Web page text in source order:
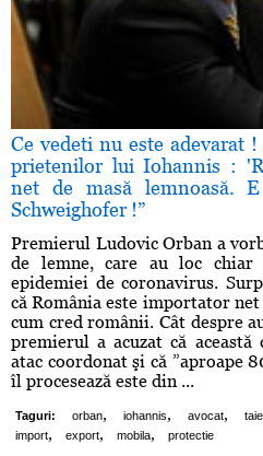
Ce vedeti nu este adevarat
prietenilor lui Iohannis :
net de masă lemnoasă.
Schweighofer !”
Premierul Ludovic Orban a
de lemne, care au loc chiar
epidemiei de coronavirus.
că România este importator
cum cred românii. Cât despre
premierul a acuzat că această
atac coordonat şi că ”aproape
îl procesează este din ...
Taguri: orban, iohannis, avocat,
import, export, mobila, protectie